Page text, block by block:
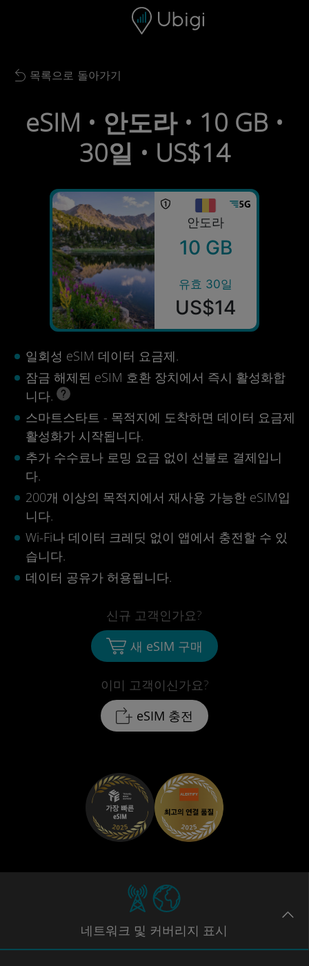
내비게이션 바 하단
Back to list
목록으로 돌아가기
eSIM • 안도라 • 10 GB •
30일 • US$14
안도라
10 GB
유효 30일
US$14
일회성 eSIM 데이터 요금제.
잠금 해제된 eSIM 호환 장치에서 즉시 활성화합
니다.
스마트스타트 - 목적지에 도착하면 데이터 요금제
활성화가 시작됩니다.
추가 수수료나 로밍 요금 없이 선불로 결제입니
다.
200개 이상의 목적지에서 재사용 가능한 eSIM입
니다.
Wi-Fi나 데이터 크레딧 없이 앱에서 충전할 수 있
습니다.
데이터 공유가 허용됩니다.
이미 고객이신가요?
eSIM 충전
신규 고객인가요?
새 eSIM 구매
네트워크 및 커버리지 표시